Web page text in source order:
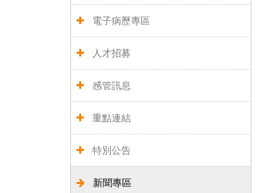
電子病歷專區
人才招募
感管訊息
重點連結
特別公告
新聞專區